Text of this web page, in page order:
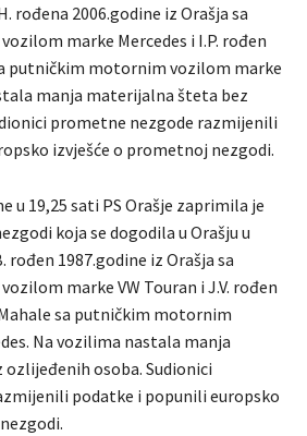
rođena 2006.godine iz Orašja sa
marke Mercedes i I.P. rođen
putničkim motornim vozilom marke
manja materijalna šteta bez
prometne nezgode razmijenili
izvješće o prometnoj nezgodi.
u 19,25 sati PS Orašje zaprimila je
koja se dogodila u Orašju u
rođen 1987.godine iz Orašja sa
marke VW Touran i J.V. rođen
sa putničkim motornim
Na vozilima nastala manja
osoba. Sudionici
podatke i popunili europsko